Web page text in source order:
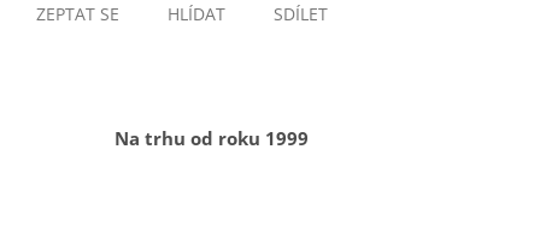
ZEPTAT SE HLÍDAT SDÍLET
Na trhu od roku 1999